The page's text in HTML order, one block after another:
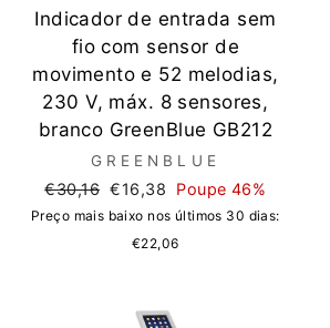
Indicador de entrada sem
fio com sensor de
movimento e 52 melodias,
230 V, máx. 8 sensores,
branco GreenBlue GB212
GREENBLUE
Preço
normal
€30,16 Preço
de
saldo
€16,38 Poupe 46%
Preço mais baixo nos últimos 30 dias:
€22,06